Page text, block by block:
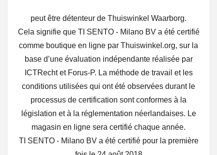
peut être détenteur de Thuiswinkel Waarborg.
Cela signifie que TI SENTO - Milano BV a été certifié
comme boutique en ligne par Thuiswinkel.org, sur la
base d’une évaluation indépendante réalisée par
ICTRecht et Forus-P. La méthode de travail et les
conditions utilisées qui ont été observées durant le
processus de certification sont conformes à la
législation et à la réglementation néerlandaises. Le
magasin en ligne sera certifié chaque année.
TI SENTO - Milano BV a été certifié pour la première